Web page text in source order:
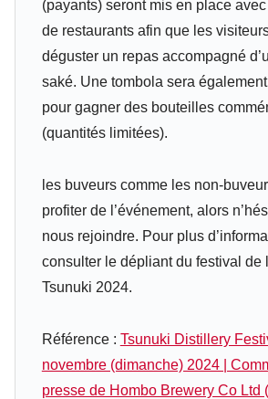
(payants) seront mis en place
de restaurants afin que les
déguster un repas accompagné
saké. Une tombola sera
pour gagner des bouteilles
(quantités limitées).
les buveurs comme les non-
profiter de l’événement, alors
nous rejoindre. Pour plus
consulter le dépliant du festival de
Tsunuki 2024.
Référence : Tsunuki Distillery
novembre (dimanche) 2024 |
presse de Hombo Brewery Co Ltd